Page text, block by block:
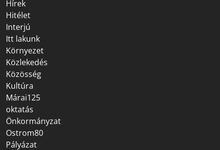
Hírek
Hitélet
Interjú
Itt lakunk
Környezet
Közlekedés
Közösség
Kultúra
Márai125
oktatás
Önkormányzat
Ostrom80
Pályázat